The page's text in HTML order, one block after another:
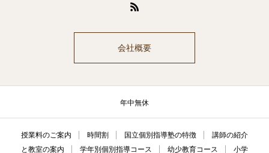
会社概要
年中無休
授業料のご案内 時間割 国立個別指導塾の特徴
講師の紹介
と教室の案内
学年別個別指導コース 幼少教育コース 小学